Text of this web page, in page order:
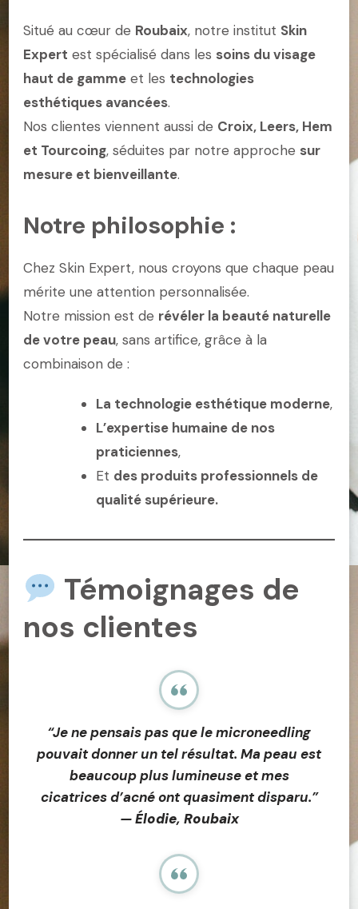
Situé au cœur de Roubaix, notre institut Skin
Expert est spécialisé dans les soins du visage
haut de gamme et les technologies
esthétiques avancées.
Nos clientes viennent aussi de Croix, Leers, Hem
et Tourcoing, séduites par notre approche sur
mesure et bienveillante.
Notre philosophie :
Chez Skin Expert, nous croyons que chaque peau
mérite une attention personnalisée.
Notre mission est de révéler la beauté naturelle
de votre peau, sans artifice, grâce à la
combinaison de :
La technologie esthétique moderne,
L’expertise humaine de nos
praticiennes,
Et des produits professionnels de
qualité supérieure.
Témoignages de
nos clientes
“Je ne pensais pas que le microneedling
pouvait donner un tel résultat. Ma peau est
beaucoup plus lumineuse et mes
cicatrices d’acné ont quasiment disparu.”
—Élodie, Roubaix